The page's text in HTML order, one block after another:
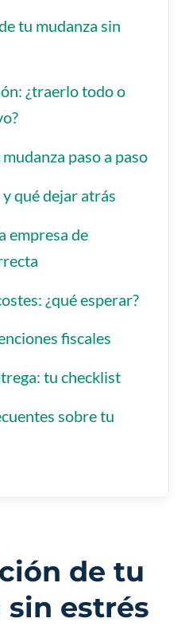
tu mudanza sin
¿traerlo todo o
paso a paso
qué dejar atrás
empresa de
¿qué esperar?
fiscales
tu checklist
sobre tu
de tu
estrés